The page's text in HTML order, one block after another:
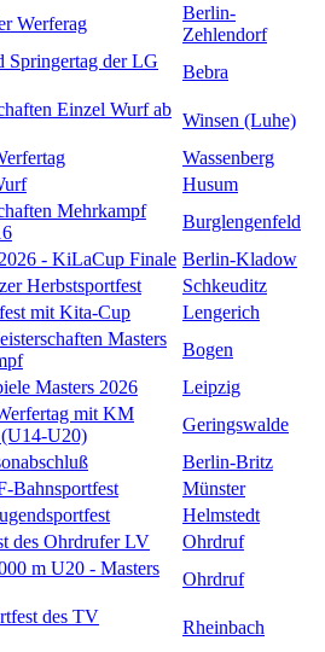
Werferag
Berlin-
Zehlendorf
Springertag der LG
Bebra
Einzel Wurf ab
Winsen (Luhe)
Wassenberg
Husum
Mehrkampf
Burglengenfeld
- KiLaCup Finale Berlin-Kladow
Herbstsportfest
Schkeuditz
mit Kita-Cup
Lengerich
Masters
Bogen
Masters 2026
Leipzig
mit KM
U20)
Geringswalde
Berlin-Britz
Bahnsportfest
Münster
Helmstedt
des Ohrdrufer LV
Ohrdruf
m U20 - Masters
Ohrdruf
des TV
Rheinbach